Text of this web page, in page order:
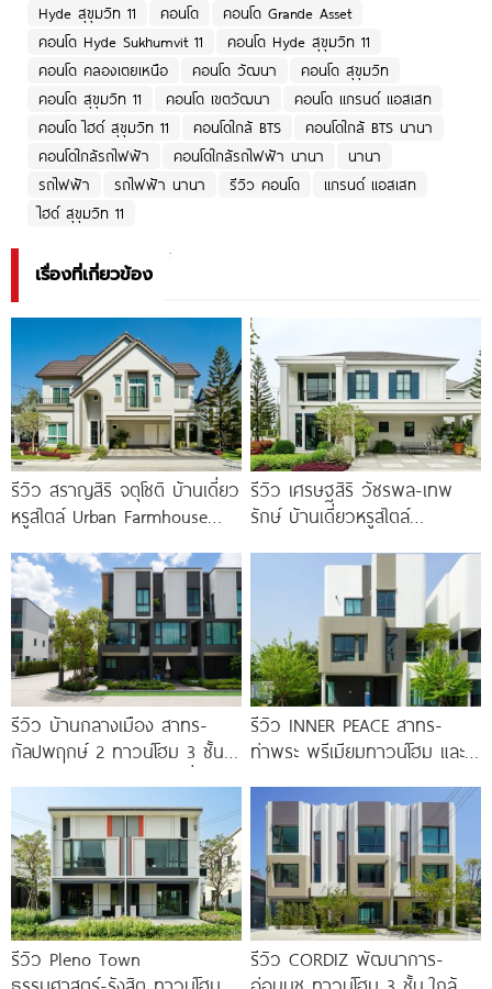
Hyde สุขุมวิท 11
คอนโด
คอนโด Grande Asset
คอนโด Hyde Sukhumvit 11
คอนโด Hyde สุขุมวิท 11
คอนโด คลองเตยเหนือ
คอนโด วัฒนา
คอนโด สุขุมวิท
คอนโด สุขุมวิท 11
คอนโด เขตวัฒนา
คอนโด แกรนด์ แอสเสท
คอนโด ไฮด์ สุขุมวิท 11
คอนโดใกล้ BTS
คอนโดใกล้ BTS นานา
คอนโดใกล้รถไฟฟ้า
คอนโดใกล้รถไฟฟ้า นานา
นานา
รถไฟฟ้า
รถไฟฟ้า นานา รีวิว คอนโด
แกรนด์ แอสเสท
ไฮด์ สุขุมวิท 11
เรื่องที่เกี่ยวข้อง
รีวิว สราญสิริ จตุโชติ บ้านเดี่ยว
หรูสไตล์ Urban Farmhouse​
ทางด่วนจตุโชติ เริ่ม 8.59
รีวิว เศรษฐสิริ วัชรพล-เทพ
รักษ์ บ้านเดี่ยวหรูสไตล์
ทะเลสาบ ทำเลใกล้รถไฟฟ้า และ
ทางด่วน 3 สาย
รีวิว บ้านกลางเมือง สาทร-
กัลปพฤกษ์ 2 ทาวน์โฮม 3 ชั้น
สาทร เพียง
รีวิว INNER PEACE สาทร-
ท่าพระ พรีเมียมทาวน์โฮม และ
รีวิว Pleno Town
รีวิว CORDIZ พัฒนาการ-